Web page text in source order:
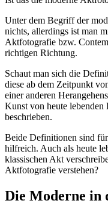
Unter dem Begriff der
nichts, allerdings ist man
Aktfotografie bzw.
richtigen Richtung.
Schaut man sich die
diese ab dem Zeitpunkt
einer anderen
Kunst von heute lebenden
beschrieben.
Beide Definitionen sind
hilfreich. Auch als heute
klassischen Akt
Aktfotografie verstehen?
Die Moderne